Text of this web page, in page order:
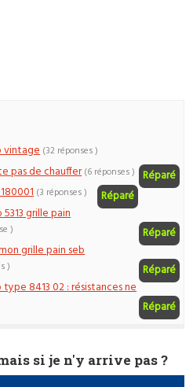
vintage (32 réponses )
pas de chauffer Réparé
(6 réponses )
180001 Réparé
(3 réponses )
grille pain
Réparé
)
grille pain seb
Réparé
)
8413 02 : résistances ne
Réparé
si je n'y arrive pas ?